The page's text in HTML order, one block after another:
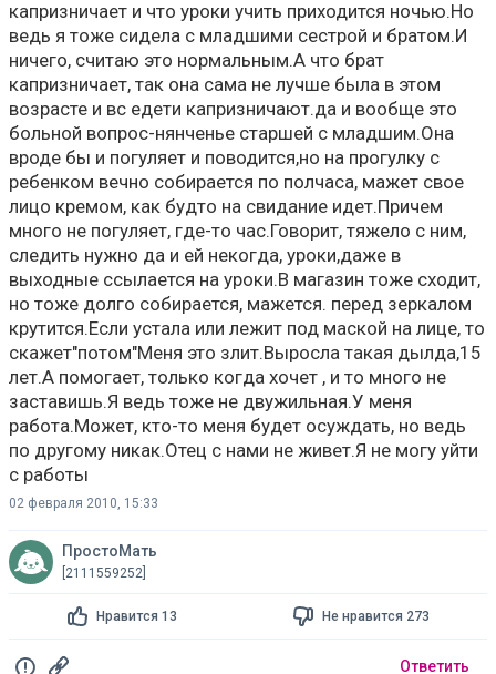
капризничает и что уроки учить приходится ночью.Но
ведь я тоже сидела с младшими сестрой и братом.И
ничего, считаю это нормальным.А что брат
капризничает, так она сама не лучше была в этом
возрасте и вс едети капризничают.да и вообще это
больной вопрос-нянченье старшей с младшим.Она
вроде бы и погуляет и поводится,но на прогулку с
ребенком вечно собирается по полчаса, мажет свое
лицо кремом, как будто на свидание идет.Причем
много не погуляет, где-то час.Говорит, тяжело с ним,
следить нужно да и ей некогда, уроки,даже в
выходные ссылается на уроки.В магазин тоже сходит,
но тоже долго собирается, мажется. перед зеркалом
крутится.Если устала или лежит под маской на лице, то
скажет"потом"Меня это злит.Выросла такая дылда,15
лет.А помогает, только когда хочет , и то много не
заставишь.Я ведь тоже не двужильная.У меня
работа.Может, кто-то меня будет осуждать, но ведь
по другому никак.Отец с нами не живет.Я не могу уйти
с работы
02 февраля 2010, 15:33
ПростоМать
[2111559252]
Нравится 13 Не нравится 273
Ответить